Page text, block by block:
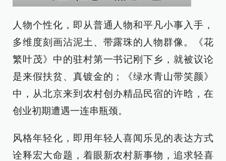
人物个性化，即从普通人物和平凡小事入手，
多维度刻画沾泥土、带露珠的人物群像。《花
繁叶茂》中的驻村第一书记刚下乡，就被议论
是来假扶贫、真镀金的；《绿水青山带笑颜》
中，从北京来到农村创办精品民宿的许晗，在
创业初期遭遇一连串瓶颈。
风格年轻化，即用年轻人喜闻乐见的表达方式
诠释宏大命题，着眼新农村新事物，追求轻喜